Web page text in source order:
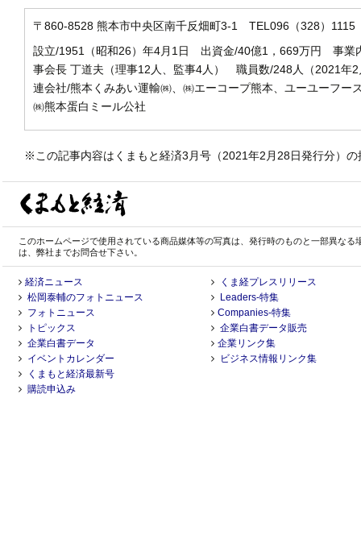
〒860-8528 熊本市中央区南千反畑町3-1 TEL096（328）
設立/1951（昭和26）年4月1日 出資金/40億1，669万円 事
事会長 丁道夫（理事12人、監事4人） 職員数/248人（2021
連会社/熊本くみあい運輸㈱、㈱エーコープ熊本、ユーユーフ
㈱熊本蛋白ミール公社
※この記事内容はくまもと経済3月号（2021年2月28日発行分）
このホームページで使用されている商品媒体等の写真は、発行時のものと一部異な
は、弊社までお問合せ下さい。
経済ニュース
松岡泰輔のフォトニュース
フォトニュース
トピックス
企業白書データ
イベントカレンダー
くまもと経済最新号
購読申込み
くま経プレスリリース
Leaders-特集
Companies-特集
企業白書データ販売
企業リンク集
ビジネス情報リンク集